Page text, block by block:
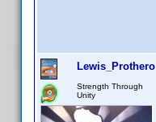
Lewis_Prothero
Strength Through
Unity